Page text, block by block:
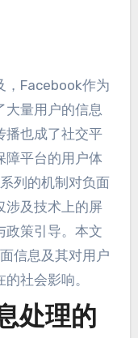
， Facebook作为
大量用户的信息
播也成了社交平
障平台的用户体
列的机制对负面
涉及技术上的屏
政策引导。 本文
信息及其对用户
的社会影响。
处理的